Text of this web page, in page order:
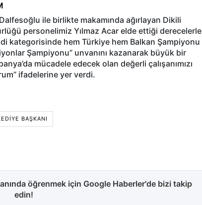
ile birlikte makamında ağırlayan Dikili
personelimiz Yılmaz Acar elde ettiği derecelerle
kategorisinde hem Türkiye hem Balkan Şampiyonu
Şampiyonu” unvanını kazanarak büyük bir
mücadele edecek olan değerli çalışanımızı
ifadelerine yer verdi.
BAŞKANI
öğrenmek için Google Haberler'de bizi takip
edin!